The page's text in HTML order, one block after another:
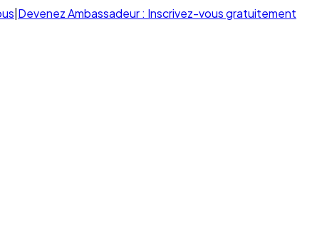
Devenez Ambassadeur : Inscrivez-vous gratuitement